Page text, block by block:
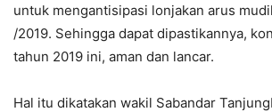
untuk mengantisipasi lonjakan arus
/2019. Sehingga dapat dipastikannya,
tahun 2019 ini, aman dan lancar.
Hal itu dikatakan wakil Sabandar